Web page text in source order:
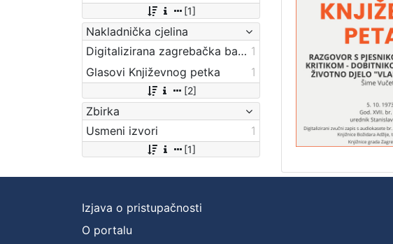
[1]
Nakladnička cjelina
Digitalizirana zagrebačka baština 1
Glasovi Književnog petka
1
[2]
Zbirka
Usmeni izvori
1
[1]
Izjava o pristupačnosti
O portalu